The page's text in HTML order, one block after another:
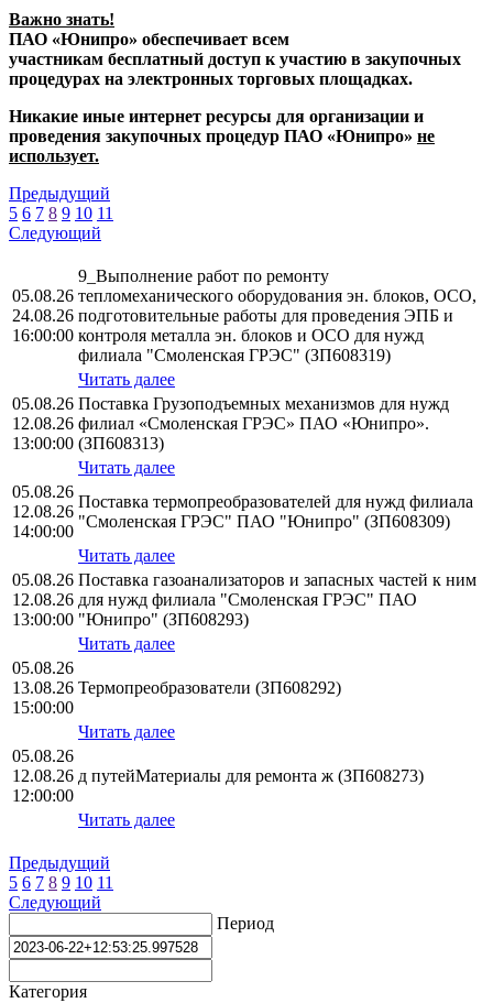
Важно знать!
ПАО «Юнипро» обеспечивает всем
участникам бесплатный доступ к участию в закупочных
процедурах на электронных торговых площадках.
Никакие иные интернет ресурсы для организации и
проведения закупочных процедур ПАО «Юнипро» не
использует.
Предыдущий
5 6 7 8 9 10 11
Следующий
05.08.26
24.08.26
16:00:00
9_Выполнение работ по ремонту
тепломеханического оборудования эн. блоков, ОСО,
подготовительные работы для проведения ЭПБ и
контроля металла эн. блоков и ОСО для нужд
филиала "Смоленская ГРЭС" (ЗП608319)
Читать далее
05.08.26
12.08.26
13:00:00
Поставка Грузоподъемных механизмов для нужд
филиал «Смоленская ГРЭС» ПАО «Юнипро».
(ЗП608313)
Читать далее
05.08.26
12.08.26
14:00:00
Поставка термопреобразователей для нужд филиала
"Смоленская ГРЭС" ПАО "Юнипро" (ЗП608309)
Читать далее
05.08.26
12.08.26
13:00:00
Поставка газоанализаторов и запасных частей к ним
для нужд филиала "Смоленская ГРЭС" ПАО
"Юнипро" (ЗП608293)
Читать далее
05.08.26
13.08.26
15:00:00
Термопреобразователи (ЗП608292)
Читать далее
05.08.26
12.08.26
12:00:00
д путейМатериалы для ремонта ж (ЗП608273)
Читать далее
Предыдущий
5 6 7 8 9 10 11
Следующий
Период
Категория